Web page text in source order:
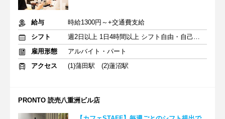
給与
時給1300円～+交通費支給
シフト
週2日以上 1日4時間以上 シフト自由・自己申告
雇用形態
アルバイト・パート
アクセス
(1)蒲田駅 (2)蓮沼駅
PRONTO 読売八重洲ビル店